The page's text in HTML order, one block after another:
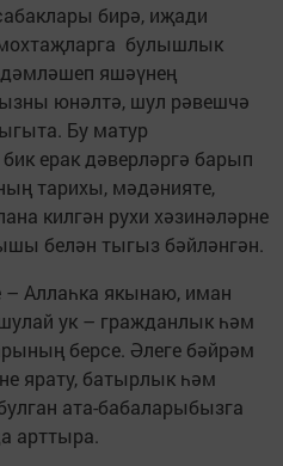
бирә, иҗади
булышлык
яшәүнең
юнәлтә, шул рәвешчә
Бу матур
ерак дәверләргә барып
тарихы, мәдәнияте,
килгән рухи хәзинәләрне
белән тыгыз бәйләнгән.
– Аллаһка якынаю, иман
ук – гражданлык һәм
берсе. Әлеге бәйрәм
ярату, батырлык һәм
ата-бабаларыбызга
арттыра.